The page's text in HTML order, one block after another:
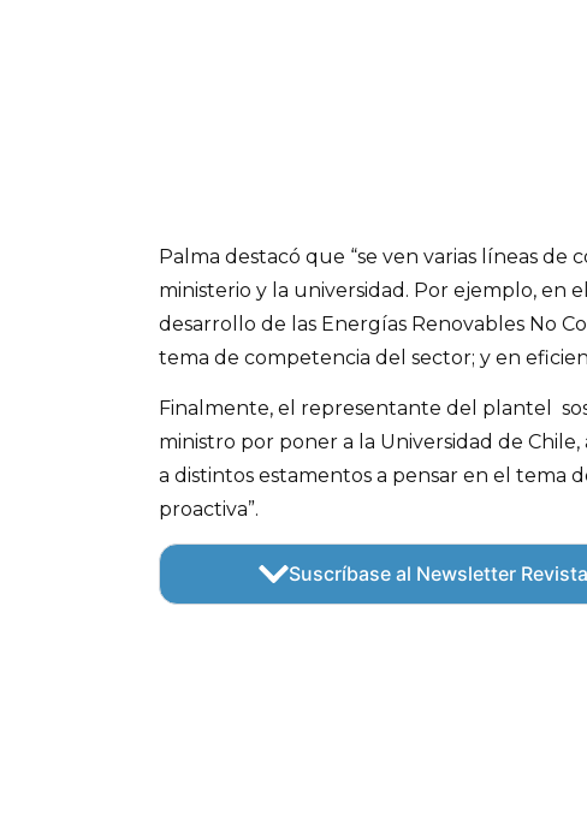
Palma destacó que “se ven varias líneas de
ministerio y la universidad. Por ejemplo, en
desarrollo de las Energías Renovables No
tema de competencia del sector; y en
Finalmente, el representante del plantel
ministro por poner a la Universidad de Chile,
a distintos estamentos a pensar en el tema
proactiva”.
Suscríbase al Newsletter